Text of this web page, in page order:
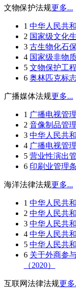
文物保护法规更多...
1 中华人民共
2 国家级文化
3 古生物化石
4 国家级非物
5 文物保护工
6 奥林匹克标
广播媒体法规更多...
1 广播电视管
2 音像制品管
3 中华人民共
4 广播电视管
5 营业性演出
6 印刷业管理
海洋法律法规更多...
1 中华人民共
2 中华人民共
3 中华人民共
4 中华人民共
5 中华人民共
6 关于外商参
（2020）
互联网法律法规更多